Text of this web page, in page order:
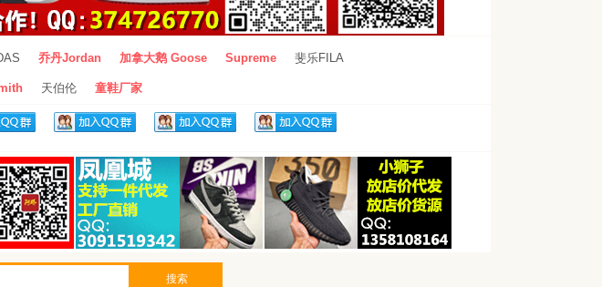
乔丹Jordan 加拿大鹅 Goose Supreme 斐乐FILA
天伯伦 童鞋厂家
搜索